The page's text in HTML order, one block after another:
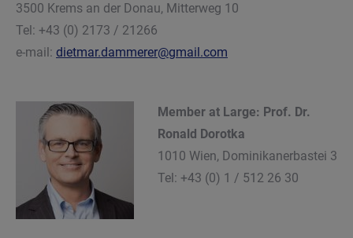
3500 Krems an der Donau, Mitterweg 10
Tel: +43 (0) 2173 / 21266
e-mail: dietmar.dammerer@gmail.com
Member at Large: Prof. Dr.
Ronald Dorotka
1010 Wien, Dominikanerbastei 3
Tel: +43 (0) 1 / 512 26 30